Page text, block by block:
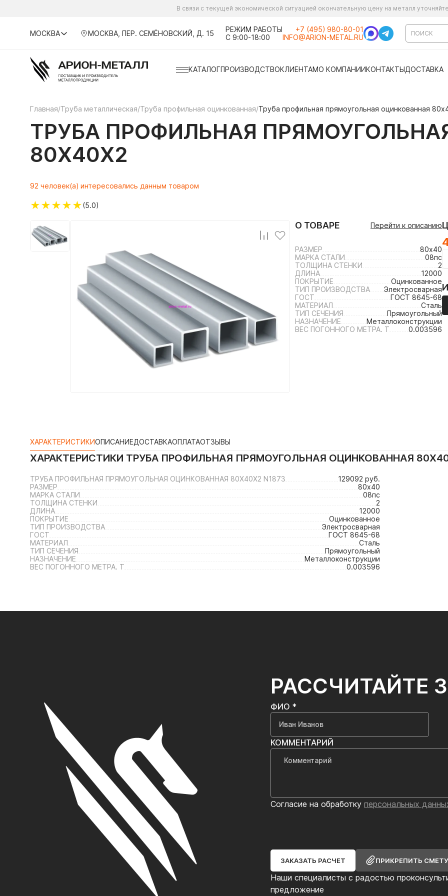
В связи с текущей экономической ситуацией окончательную цену на металл
МОСКВА МОСКВА, ПЕР. СЕМЁНОВСКИЙ, Д. 15
РЕЖИМ РАБОТЫ
С 9:00-18:00
+7 (495) 980-80-01
INFO@ARION-METAL.RU
КАТАЛОГПРОИЗВОДСТВОКЛИЕНТАМО КОМПАНИИКОНТАКТЫДОСТАВКА
Главная/Труба металлическая/Труба профильная оцинкованная/Труба профильная прямоугольная оцинкованная
ТРУБА ПРОФИЛЬНАЯ
80Х40Х2
92 человек(а) интересовались данным товаром
★★★★★(5.0)
О ТОВАРЕ Перейти к описанию
РАЗМЕР
80х40
МАРКА СТАЛИ
08пс
ТОЛЩИНА СТЕНКИ
2
ДЛИНА
12000
ПОКРЫТИЕ
Оцинкованное
ТИП ПРОИЗВОДСТВА
Электросварная
ГОСТ
ГОСТ 8645-68
МАТЕРИАЛ
Сталь
ТИП СЕЧЕНИЯ
Прямоугольный
НАЗНАЧЕНИЕ
Металлоконструкции
ВЕС ПОГОННОГО МЕТРА. Т
0.003596
ХАРАКТЕРИСТИКИОПИСАНИЕДОСТАВКАОПЛАТАОТЗЫВЫ
ХАРАКТЕРИСТИКИ ТРУБА ПРОФИЛЬНАЯ ПРЯМОУГОЛЬНАЯ ОЦИНКОВАННАЯ
ТРУБА ПРОФИЛЬНАЯ ПРЯМОУГОЛЬНАЯ ОЦИНКОВАННАЯ 80Х40Х2 N1873
129092 руб.
РАЗМЕР
80х40
МАРКА СТАЛИ
08пс
ТОЛЩИНА СТЕНКИ
2
ДЛИНА
12000
ПОКРЫТИЕ
Оцинкованное
ТИП ПРОИЗВОДСТВА
Электросварная
ГОСТ
ГОСТ 8645-68
МАТЕРИАЛ
Сталь
ТИП СЕЧЕНИЯ
Прямоугольный
НАЗНАЧЕНИЕ
Металлоконструкции
ВЕС ПОГОННОГО МЕТРА. Т
0.003596
РАССЧИТАЙТЕ
Наши специалисты с радостью
предложение
ФИО *
КОММЕНТАРИЙ
Согласие на обработку персональных
ЗАКАЗАТЬ РАСЧЕТ ПРИКРЕПИТЬ СМЕТУ